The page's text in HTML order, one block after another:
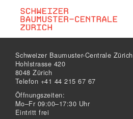
Schweizer Baumuster-Centrale Zürich
Hohlstrasse 420
8048 Zürich
Telefon +41 44 215 67 67
Öffnungszeiten:
Mo–Fr 09:00–17:30 Uhr
Eintritt frei